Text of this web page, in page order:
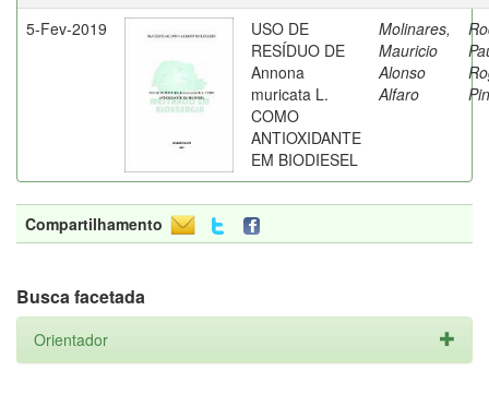
5-Fev-2019
USO DE
RESÍDUO DE
Annona
muricata L.
COMO
ANTIOXIDANTE
EM BIODIESEL
Molinares,
Mauricio
Alonso
Alfaro
Compartilhamento
Busca facetada
Orientador